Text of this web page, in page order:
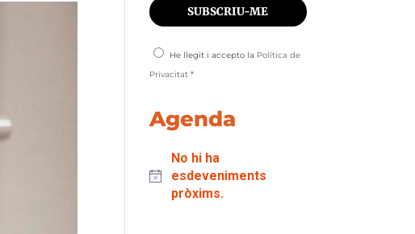
He llegit i accepto la Política de
Privacitat *
Agenda
No hi ha
esdeveniments
pròxims.